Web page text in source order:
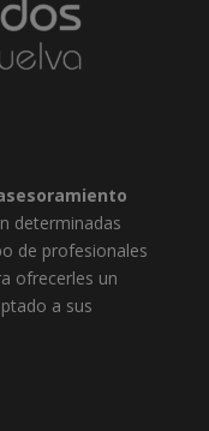
determinadas
de profesionales
ofrecerles un
a sus